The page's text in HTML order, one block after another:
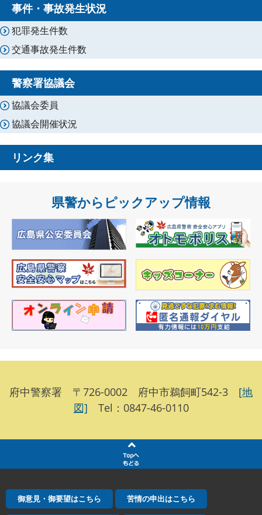
事件・事故発生状況
犯罪発生件数
交通事故発生件数
警察署協議会
協議会委員
協議会開催状況
リンク集
県警からピックアップ情報
府中警察署 〒726-0002 府中市鵜飼町542-3 [地
図] Tel：0847-46-0110
御意見・御要望はこちら 苦情の申出はこちら